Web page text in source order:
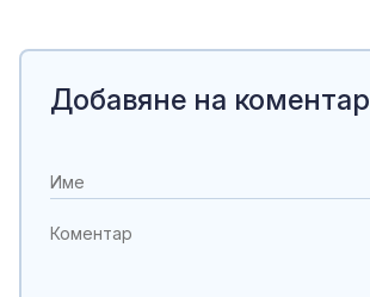
Добавяне на коментар